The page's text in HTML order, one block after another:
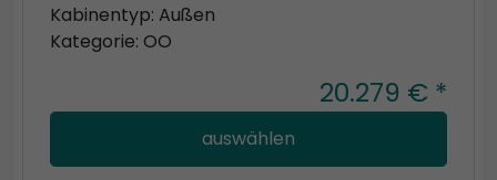
Kabinentyp: Außen
Kategorie: OO
20.279 € *
auswählen